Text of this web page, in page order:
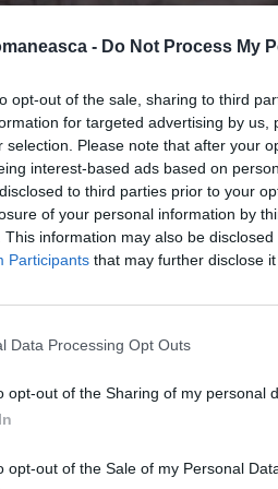
- Do Not Process My
opt-out of the sale, sharing to third
for targeted advertising by
selection. Please note that after your
interest-based ads based on
to third parties prior to your
of your personal information by
This information may also be
Participants that may further disclose
Data Processing Opt Outs
opt-out of the Sharing of my personal
opt-out of the Sale of my Personal
accesul la bunuri pentru
semnificativă, dar mult
Nu putem să spunem că nu
ar fi de dorit. Deși